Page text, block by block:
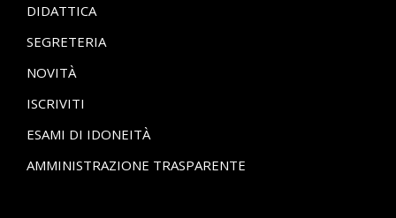
DIDATTICA
SEGRETERIA
NOVITÀ
ISCRIVITI
ESAMI DI IDONEITÀ
AMMINISTRAZIONE TRASPARENTE